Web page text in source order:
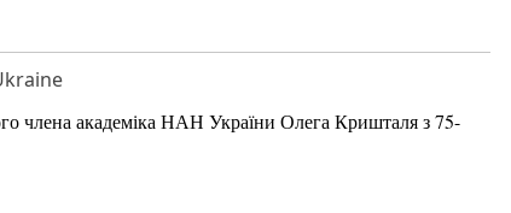
члена академіка НАН України Олега Кришталя з 75-